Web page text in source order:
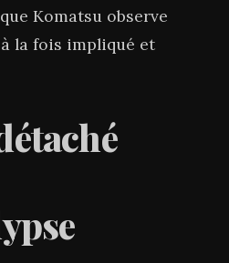
Komatsu observe
la fois impliqué et